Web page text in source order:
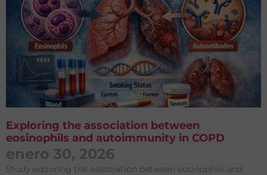
Exploring the association between
eosinophils and autoimmunity in COPD
enero 30, 2026
Study exploring the association between eosinophils and